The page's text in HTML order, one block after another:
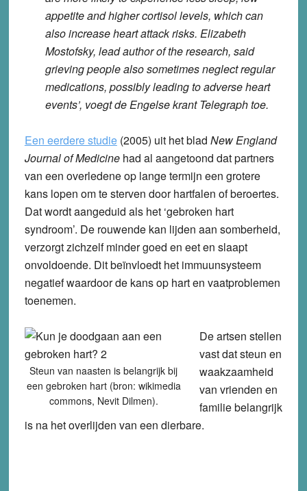
appetite and higher cortisol levels, which can
also increase heart attack risks. Elizabeth
Mostofsky, lead author of the research, said
grieving people also sometimes neglect regular
medications, possibly leading to adverse heart
events’, voegt de Engelse krant Telegraph toe.
Een eerdere studie(2005) uit het blad New England
Journal of Medicinehad al aangetoond dat partners
van een overledene op lange termijn een grotere
kans lopen om te sterven door hartfalen of beroertes.
Dat wordt aangeduid als het ‘gebroken hart
syndroom’. De rouwende kan lijden aan somberheid,
verzorgt zichzelf minder goed en eet en slaapt
onvoldoende. Dit beïnvloedt het immuunsysteem
negatief waardoor de kans op hart en vaatproblemen
toenemen.
Steun van naasten is belangrijk bij
een gebroken hart (bron: wikimedia
commons, Nevit Dilmen).
De artsen stellen
vast dat steun en
waakzaamheid
van vrienden en
familie belangrijk
is na het overlijden van een dierbare.